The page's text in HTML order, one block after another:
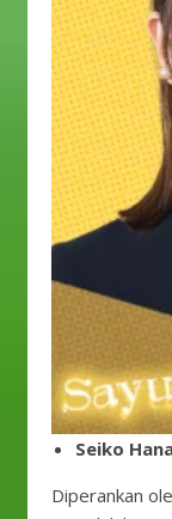
Seiko
Diperankan